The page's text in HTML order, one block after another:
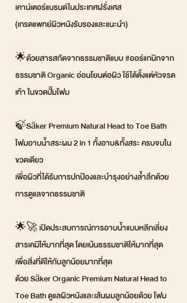
เคาน์เตอร์แบรนด์ในประเทศฝรั่งเศส
(เกรดแพทย์ผิวหนังรับรองและแนะนำ)
🌟ด้วยสารสกัดจากธรรมชาติแบบ #ออร์แกนิกจาก
ธรรมชาติ Organic อ่อนโยนต่อผิว ใช้ได้ตั้งแต่หัวจรด
เท้า ในขวดปั๊มโฟม
🍃Säker Premium Natural Head to Toe Bath
โฟมอาบน้ำสระผม 2 in 1 ทั้งอาบ&ทั้งสระ ครบจบใน
ขวดเดียว
เพื่อผิวที่ได้รับการปกป้องและบำรุงอย่างล้ำลึกด้วย
การดูแลจากธรรมชาติ
🌟🚀 เปิดประสบการณ์การอาบน้ำแบบหลีกเลี่ยง
สารเคมีให้มากที่สุด โดยเน้นธรรมชาติให้มากที่สุด
เพื่อสิ่งที่ดีให้กับลูกน้อยมากที่สุด
ด้วย Säker Organic Premium Natural Head to
Toe Bath ดูแลผิวหนังและเส้นผมลูกน้อยด้วย โฟม